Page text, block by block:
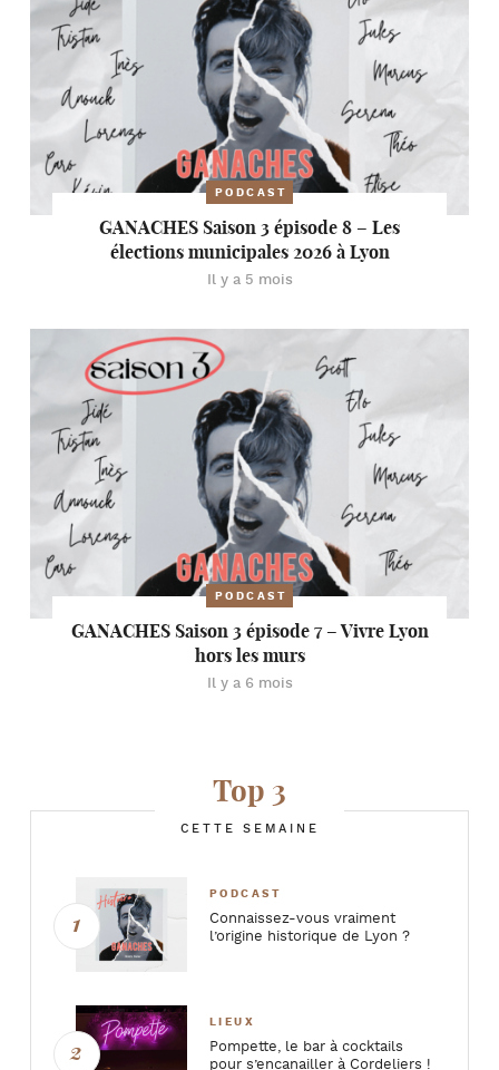
PODCAST
GANACHES Saison 3 épisode 8 – Les
élections municipales 2026 à Lyon
Il y a 5 mois
PODCAST
GANACHES Saison 3 épisode 7 – Vivre Lyon
hors les murs
Il y a 6 mois
Top 3
CETTE SEMAINE
PODCAST
Connaissez-vous vraiment
l’origine historique de Lyon ?
LIEUX
Pompette, le bar à cocktails
pour s’encanailler à Cordeliers !